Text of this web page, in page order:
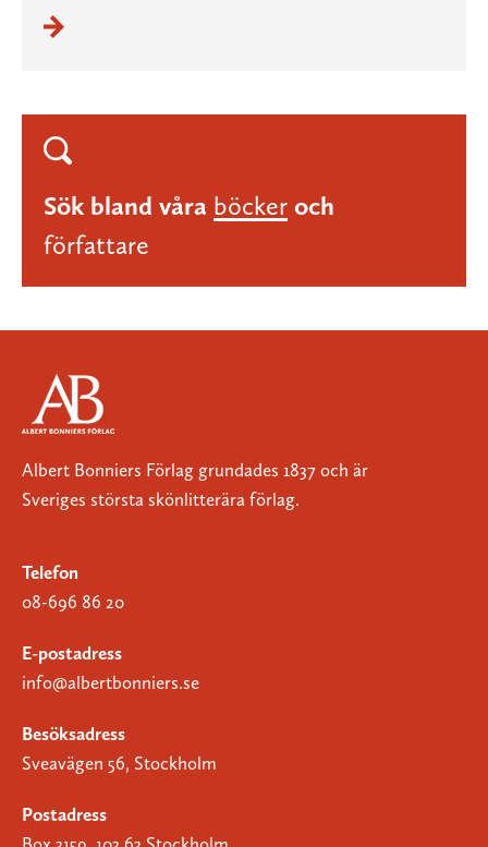
Sök bland våra böcker och
författare
Albert Bonniers Förlag grundades 1837 och är
Sveriges största skönlitterära förlag.
Telefon
08-696 86 20
E-postadress
info@albertbonniers.se
Besöksadress
Sveavägen 56, Stockholm
Postadress